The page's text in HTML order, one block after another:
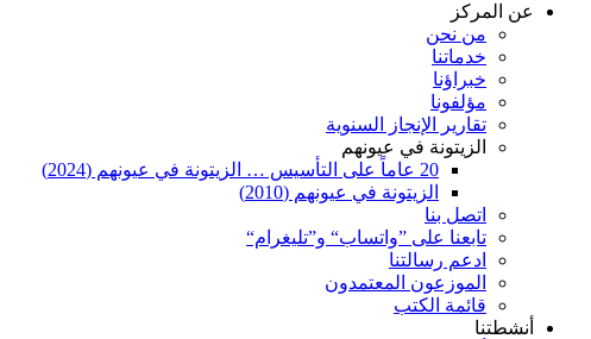
عن المركز
من نحن
خدماتنا
خبراؤنا
مؤلفونا
تقارير الإنجاز السنوية
الزيتونة في عيونهم
20 عاماً على التأسيس … الزيتونة في عيونهم (2024)
الزيتونة في عيونهم (2010)
اتصل بنا
تابعنا على ”واتساب“ و”تليغرام“
ادعم رسالتنا
الموزعون المعتمدون
قائمة الكتب
أنشطتنا